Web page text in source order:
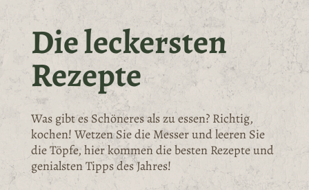
Die leckersten
Rezepte
Was gibt es Schöneres als zu essen? Richtig,
kochen! Wetzen Sie die Messer und leeren Sie
die Töpfe, hier kommen die besten Rezepte und
genialsten Tipps des Jahres!